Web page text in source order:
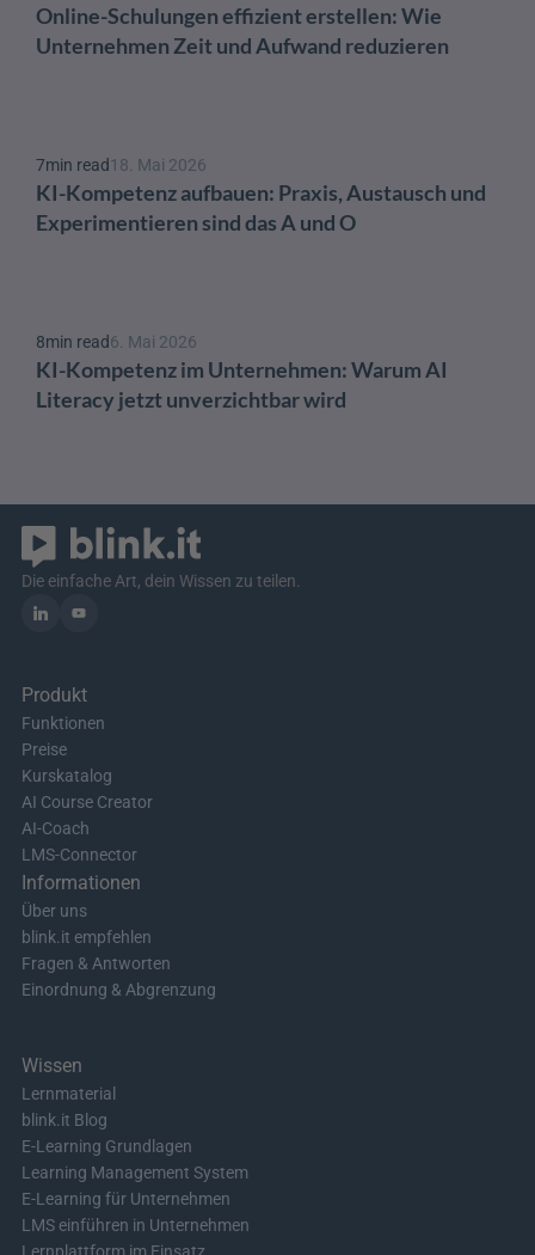
Online-Schulungen effizient erstellen: Wie
Unternehmen Zeit und Aufwand reduzieren
7min read18. Mai 2026
KI-Kompetenz aufbauen: Praxis, Austausch und
Experimentieren sind das A und O
8min read6. Mai 2026
KI-Kompetenz im Unternehmen: Warum AI
Literacy jetzt unverzichtbar wird
Die einfache Art, dein Wissen zu teilen.
Produkt
Funktionen
Preise
Kurskatalog
AI Course Creator
AI-Coach
LMS-Connector
Informationen
Über uns
blink.it empfehlen
Fragen & Antworten
Einordnung & Abgrenzung
Wissen
Lernmaterial
blink.it Blog
E-Learning Grundlagen
Learning Management System
E-Learning für Unternehmen
LMS einführen in Unternehmen
Lernplattform im Einsatz